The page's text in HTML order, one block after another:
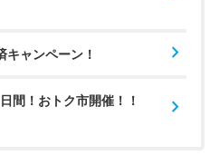
キャンペーン！
間！おトク市開催！！